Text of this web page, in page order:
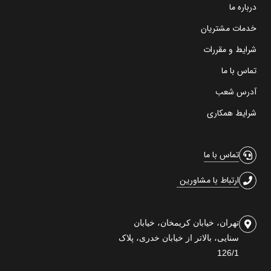
درباره ما
خدمات مشتریان
شرایط و مقررات
تماس با ما
آدرس شعب
شرایط همکاری
تماس با ما
ارتباط با مشاورین
تهران، خیابان کریمخان، خیابان
سنایی، بالاتر از خیابان خدری، پلاک
126/1